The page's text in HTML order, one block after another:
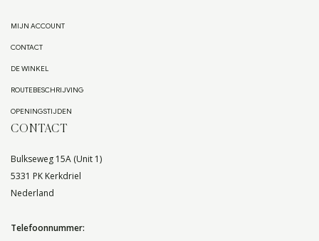
MIJN ACCOUNT
CONTACT
DE WINKEL
ROUTEBESCHRIJVING
OPENINGSTIJDEN
CONTACT
Bulkseweg 15A (Unit 1)
5331 PK Kerkdriel
Nederland
Telefoonnummer: